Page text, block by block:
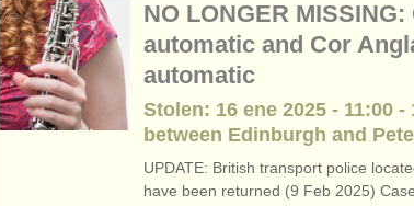
NO LONGER
automatic and Cor
automatic
Stolen: 16 ene 2025 - 11:00
between Edinburgh and
UPDATE: British transport police
have been returned (9 Feb 2025)